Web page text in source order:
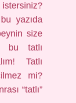
istersiniz?
yazıda
size
bu tatlı
Tatlı
mi?
“tatlı”